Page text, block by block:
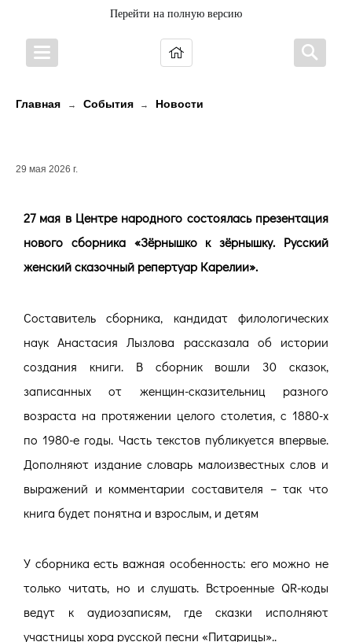
Перейти на полную версию
Главная → События → Новости
29 мая 2026 г.
27 мая в Центре народного состоялась презентация
нового сборника «Зёрнышко к зёрнышку. Русский
женский сказочный репертуар Карелии».
Составитель сборника, кандидат филологических
наук Анастасия Лызлова рассказала об истории
создания книги. В сборник вошли 30 сказок,
записанных от женщин-сказительниц разного
возраста на протяжении целого столетия, с 1880-х
по 1980-е годы. Часть текстов публикуется впервые.
Дополняют издание словарь малоизвестных слов и
выражений и комментарии составителя – так что
книга будет понятна и взрослым, и детям
У сборника есть важная особенность: его можно не
только читать, но и слушать. Встроенные QR-коды
ведут к аудиозаписям, где сказки исполняют
участницы хора русской песни «Питарицы»..